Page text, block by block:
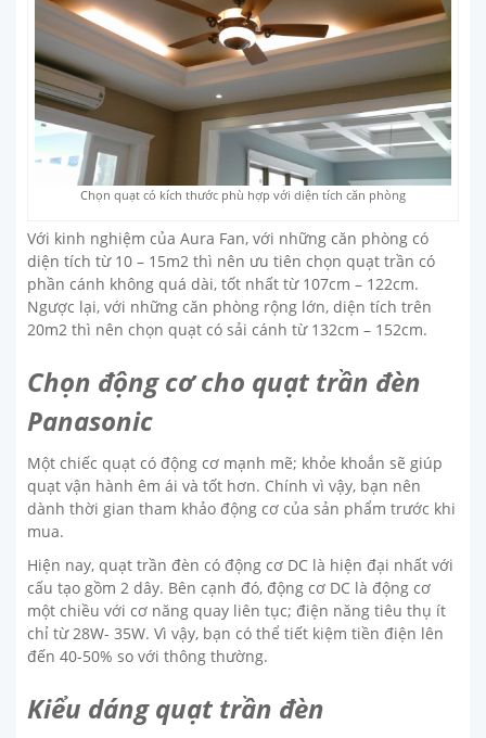
Chọn quạt có kích thước phù hợp với diện tích căn phòng
Với kinh nghiệm của Aura Fan, với những căn phòng có
diện tích từ 10 – 15m2 thì nên ưu tiên chọn quạt trần có
phần cánh không quá dài, tốt nhất từ 107cm – 122cm.
Ngược lại, với những căn phòng rộng lớn, diện tích trên
20m2 thì nên chọn quạt có sải cánh từ 132cm – 152cm.
Chọn động cơ cho quạt trần đèn
Panasonic
Một chiếc quạt có động cơ mạnh mẽ; khỏe khoắn sẽ giúp
quạt vận hành êm ái và tốt hơn. Chính vì vậy, bạn nên
dành thời gian tham khảo động cơ của sản phẩm trước khi
mua.
Hiện nay, quạt trần đèn có động cơ DC là hiện đại nhất với
cấu tạo gồm 2 dây. Bên cạnh đó, động cơ DC là động cơ
một chiều với cơ năng quay liên tục; điện năng tiêu thụ ít
chỉ từ 28W- 35W. Vì vậy, bạn có thể tiết kiệm tiền điện lên
đến 40-50% so với thông thường.
Kiểu dáng quạt trần đèn